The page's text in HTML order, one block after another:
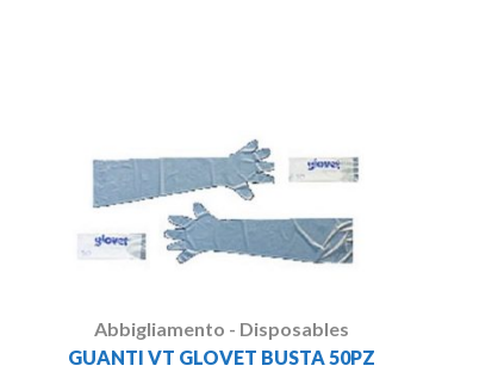
Abbigliamento - Disposables
GUANTI VT GLOVET BUSTA 50PZ